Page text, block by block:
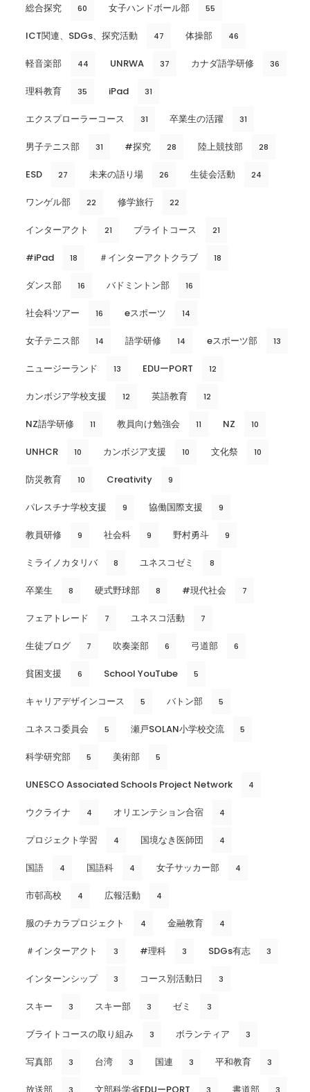
総合探究 60 女子ハンドボール部 55
ICT関連、SDGs、探究活動 47 体操部 46
軽音楽部 44 UNRWA 37 カナダ語学研修 36
理科教育 35 iPad 31
エクスプローラーコース 31 卒業生の活躍 31
男子テニス部 31 #探究 28 陸上競技部 28
ESD 27 未来の語り場 26 生徒会活動 24
ワンゲル部 22 修学旅行 22
インターアクト 21 ブライトコース 21
#iPad 18 ＃インターアクトクラブ 18
ダンス部 16 バドミントン部 16
社会科ツアー 16 eスポーツ 14
女子テニス部 14 語学研修 14 eスポーツ部 13
ニュージーランド 13 EDUーPORT 12
カンボジア学校支援 12 英語教育 12
NZ語学研修 11 教員向け勉強会 11 NZ 10
UNHCR 10 カンボジア支援 10 文化祭 10
防災教育 10 Creativity 9
パレスチナ学校支援 9 協働国際支援 9
教員研修 9 社会科 9 野村勇斗 9
ミライノカタリバ 8 ユネスコゼミ 8
卒業生 8 硬式野球部 8 #現代社会 7
フェアトレード 7 ユネスコ活動 7
生徒ブログ 7 吹奏楽部 6 弓道部 6
貧困支援 6 School YouTube 5
キャリアデザインコース 5 バトン部 5
ユネスコ委員会 5 瀬戸SOLAN小学校交流 5
科学研究部 5 美術部 5
UNESCO Associated Schools Project Network 4
ウクライナ 4 オリエンテション合宿 4
プロジェクト学習 4 国境なき医師団 4
国語 4 国語科 4 女子サッカー部 4
市邨高校 4 広報活動 4
服のチカラプロジェクト 4 金融教育 4
＃インターアクト 3 #理科 3 SDGs有志 3
インターンシップ 3 コース別活動日 3
スキー 3 スキー部 3 ゼミ 3
ブライトコースの取り組み 3 ボランティア 3
写真部 3 台湾 3 国連 3 平和教育 3
放送部 3 文部科学省EDUーPORT 3 書道部 3